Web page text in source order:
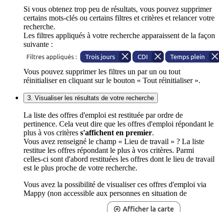
Si vous obtenez trop peu de résultats, vous pouvez supprimer
certains mots-clés ou certains filtres et critères et relancer votre
recherche.
Les filtres appliqués à votre recherche apparaissent de la façon
suivante :
Vous pouvez supprimer les filtres un par un ou tout
réinitialiser en cliquant sur le bouton « Tout réinitialiser ».
3. Visualiser les résultats de votre recherche
La liste des offres d'emploi est restituée par ordre de
pertinence. Cela veut dire que les offres d'emploi répondant le
plus à vos critères s'affichent en premier.
Vous avez renseigné le champ « Lieu de travail » ? La liste
restitue les offres répondant le plus à vos critères. Parmi
celles-ci sont d'abord restituées les offres dont le lieu de travail
est le plus proche de votre recherche.
Vous avez la possibilité de visualiser ces offres d'emploi via
Mappy (non accessible aux personnes en situation de